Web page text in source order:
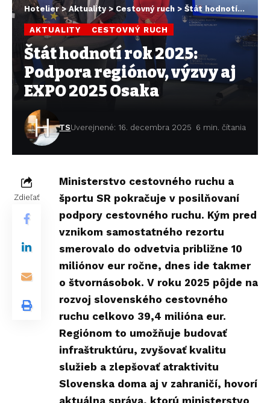
Hotelier > Aktuality> Cestovný ruch > Štát hodnotí rok 2025: Podpora regiónov, výzvy aj EXPO 2025 Osaka
AKTUALITY CESTOVNÝ RUCH
Štát hodnotí rok 2025:
Podpora regiónov, výzvy aj
EXPO 2025 Osaka
TSUverejnené: 16. decembra 2025 6 min. čítania
Zdieľať
Ministerstvo cestovného ruchu a
športu SR pokračuje v posilňovaní
podpory cestovného ruchu. Kým pred
vznikom samostatného rezortu
smerovalo do odvetvia približne 10
miliónov eur ročne, dnes ide takmer
o štvornásobok. V roku 2025 pôjde na
rozvoj slovenského cestovného
ruchu celkovo 39,4 milióna eur.
Regiónom to umožňuje budovať
infraštruktúru, zvyšovať kvalitu
služieb a zlepšovať atraktivitu
Slovenska doma aj v zahraničí, hovorí